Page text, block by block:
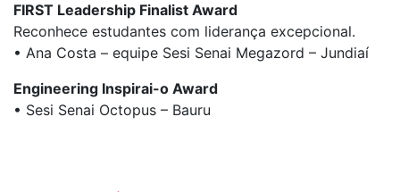
FIRST Leadership Finalist Award
Reconhece estudantes com liderança excepcional.
• Ana Costa – equipe Sesi Senai Megazord – Jundiaí
Engineering Inspirai-o Award
• Sesi Senai Octopus – Bauru